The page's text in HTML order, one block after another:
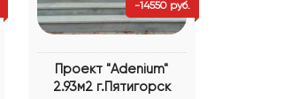
-14550 руб.
Проект "Adenium"
2.93м2 г.Пятигорск